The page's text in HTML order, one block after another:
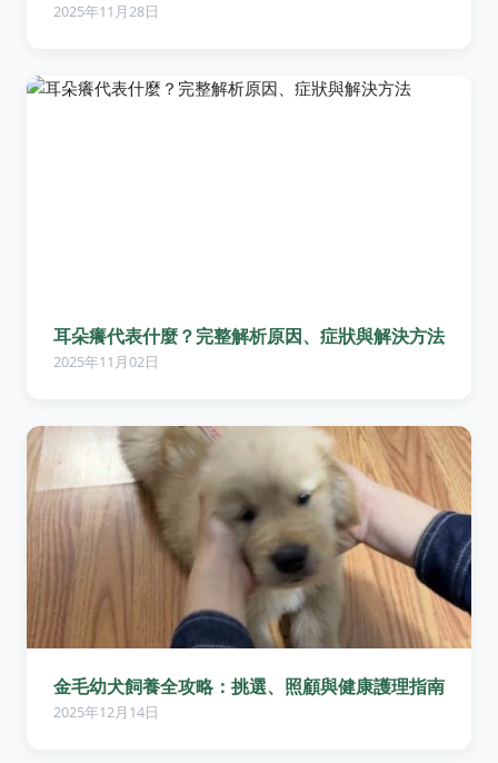
2025年11月28日
耳朵癢代表什麼？完整解析原因、症狀與解決方法
2025年11月02日
金毛幼犬飼養全攻略：挑選、照顧與健康護理指南
2025年12月14日